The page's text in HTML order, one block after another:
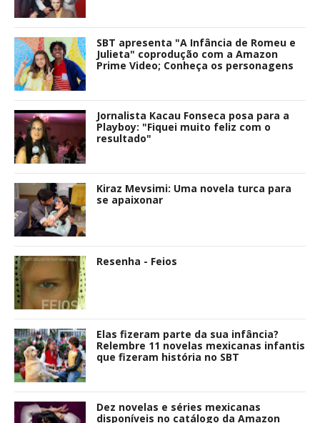
SBT apresenta "A Infância de Romeu e
Julieta" coprodução com a Amazon
Prime Video; Conheça os personagens
Jornalista Kacau Fonseca posa para a
Playboy: "Fiquei muito feliz com o
resultado"
Kiraz Mevsimi: Uma novela turca para
se apaixonar
Resenha - Feios
Elas fizeram parte da sua infância?
Relembre 11 novelas mexicanas infantis
que fizeram história no SBT
Dez novelas e séries mexicanas
disponíveis no catálogo da Amazon